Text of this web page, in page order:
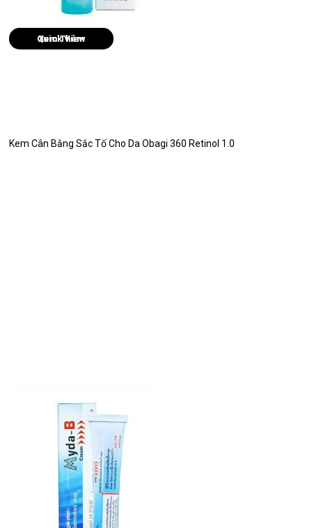
Quick View
Kem Cân Bằng Sắc Tố Cho Da Obagi 360 Retinol 1.0